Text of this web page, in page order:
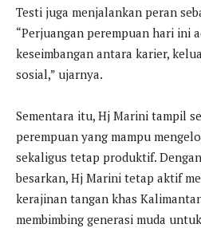
Testi juga menjalankan peran
“Perjuangan perempuan hari ini
keseimbangan antara karier,
sosial,” ujarnya.
Sementara itu, Hj Marini tampil
perempuan yang mampu
sekaligus tetap produktif.
besarkan, Hj Marini tetap aktif
kerajinan tangan khas
membimbing generasi muda